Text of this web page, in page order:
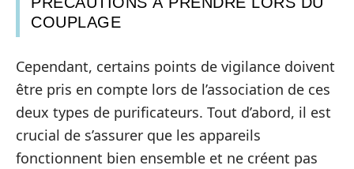
COUPLAGE
Cependant, certains points de vigilance doivent
être pris en compte lors de l’association de ces
deux types de purificateurs. Tout d’abord, il est
crucial de s’assurer que les appareils
fonctionnent bien ensemble et ne créent pas